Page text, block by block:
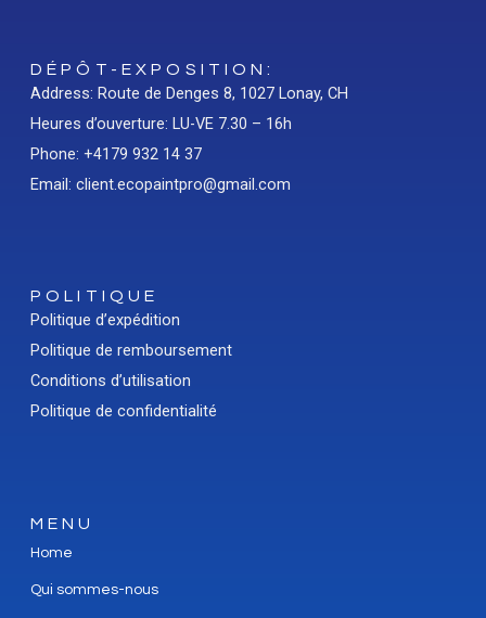
DÉPÔT-EXPOSITION:
Address: Route de Denges 8, 1027 Lonay, CH
Heures d’ouverture: LU-VE 7.30 – 16h
Phone: +4179 932 14 37
Email: client.ecopaintpro@gmail.com
POLITIQUE
Politique d’expédition
Politique de remboursement
Conditions d’utilisation
Politique de confidentialité
MENU
Home
Qui sommes-nous